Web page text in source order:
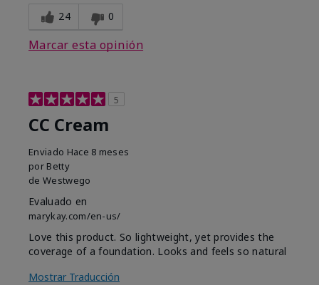
24 0
Marcar esta opinión
5
CC Cream
Enviado Hace 8 meses
por Betty
de Westwego
Evaluado en
marykay.com/en-us/
Love this product. So lightweight, yet provides the
coverage of a foundation. Looks and feels so natural
Mostrar Traducción